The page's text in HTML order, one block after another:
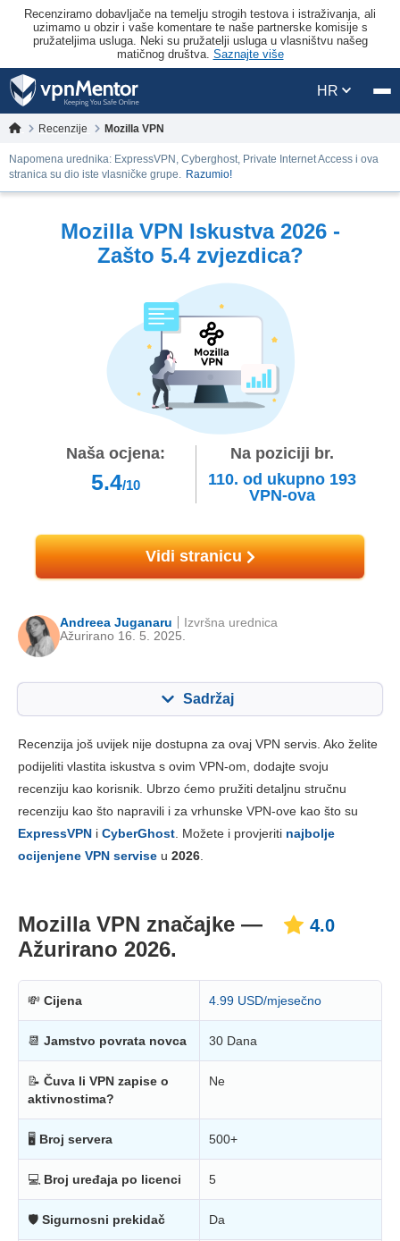
Recenziramo dobavljače na temelju strogih testova i istraživanja, ali
uzimamo u obzir i vaše komentare te naše partnerske komisije s
pružateljima usluga. Neki su pružatelji usluga u vlasništvu našeg
matičnog društva. Saznajte više
HR
Recenzije Mozilla VPN
Napomena urednika: ExpressVPN, Cyberghost, Private Internet Access i ova
stranica su dio iste vlasničke grupe. Razumio!
Mozilla VPN Iskustva 2026 -
Zašto 5.4 zvjezdica?
Naša ocjena:
5.4/10
Na poziciji br.
110. od ukupno 193
VPN-ova
Vidi stranicu
Andreea Juganaru
Ažurirano 16. 5. 2025.
Izvršna urednica
Sadržaj
Ključne značajke 4.0
Instalacija i aplikacije 8.0
Pouzdanost i podrška 6.0
Recenzija još uvijek nije dostupna za ovaj VPN servis. Ako želite
podijeliti vlastita iskustva s ovim VPN-om, dodajte svoju
recenziju kao korisnik. Ubrzo ćemo pružiti detaljnu stručnu
recenziju kao što napravili i za vrhunske VPN-ove kao što su
ExpressVPN i CyberGhost. Možete i provjeriti najbolje
ocijenjene VPN servise u 2026.
Mozilla VPN značajke —
Ažurirano 2026.
4.0
💸 Cijena 4.99 USD/mjesečno
📆 Jamstvo povrata novca 30 Dana
📝 Čuva li VPN zapise o
aktivnostima?
Ne
🖥 Broj servera 500+
💻 Broj uređaja po licenci 5
🛡 Sigurnosni prekidač Da